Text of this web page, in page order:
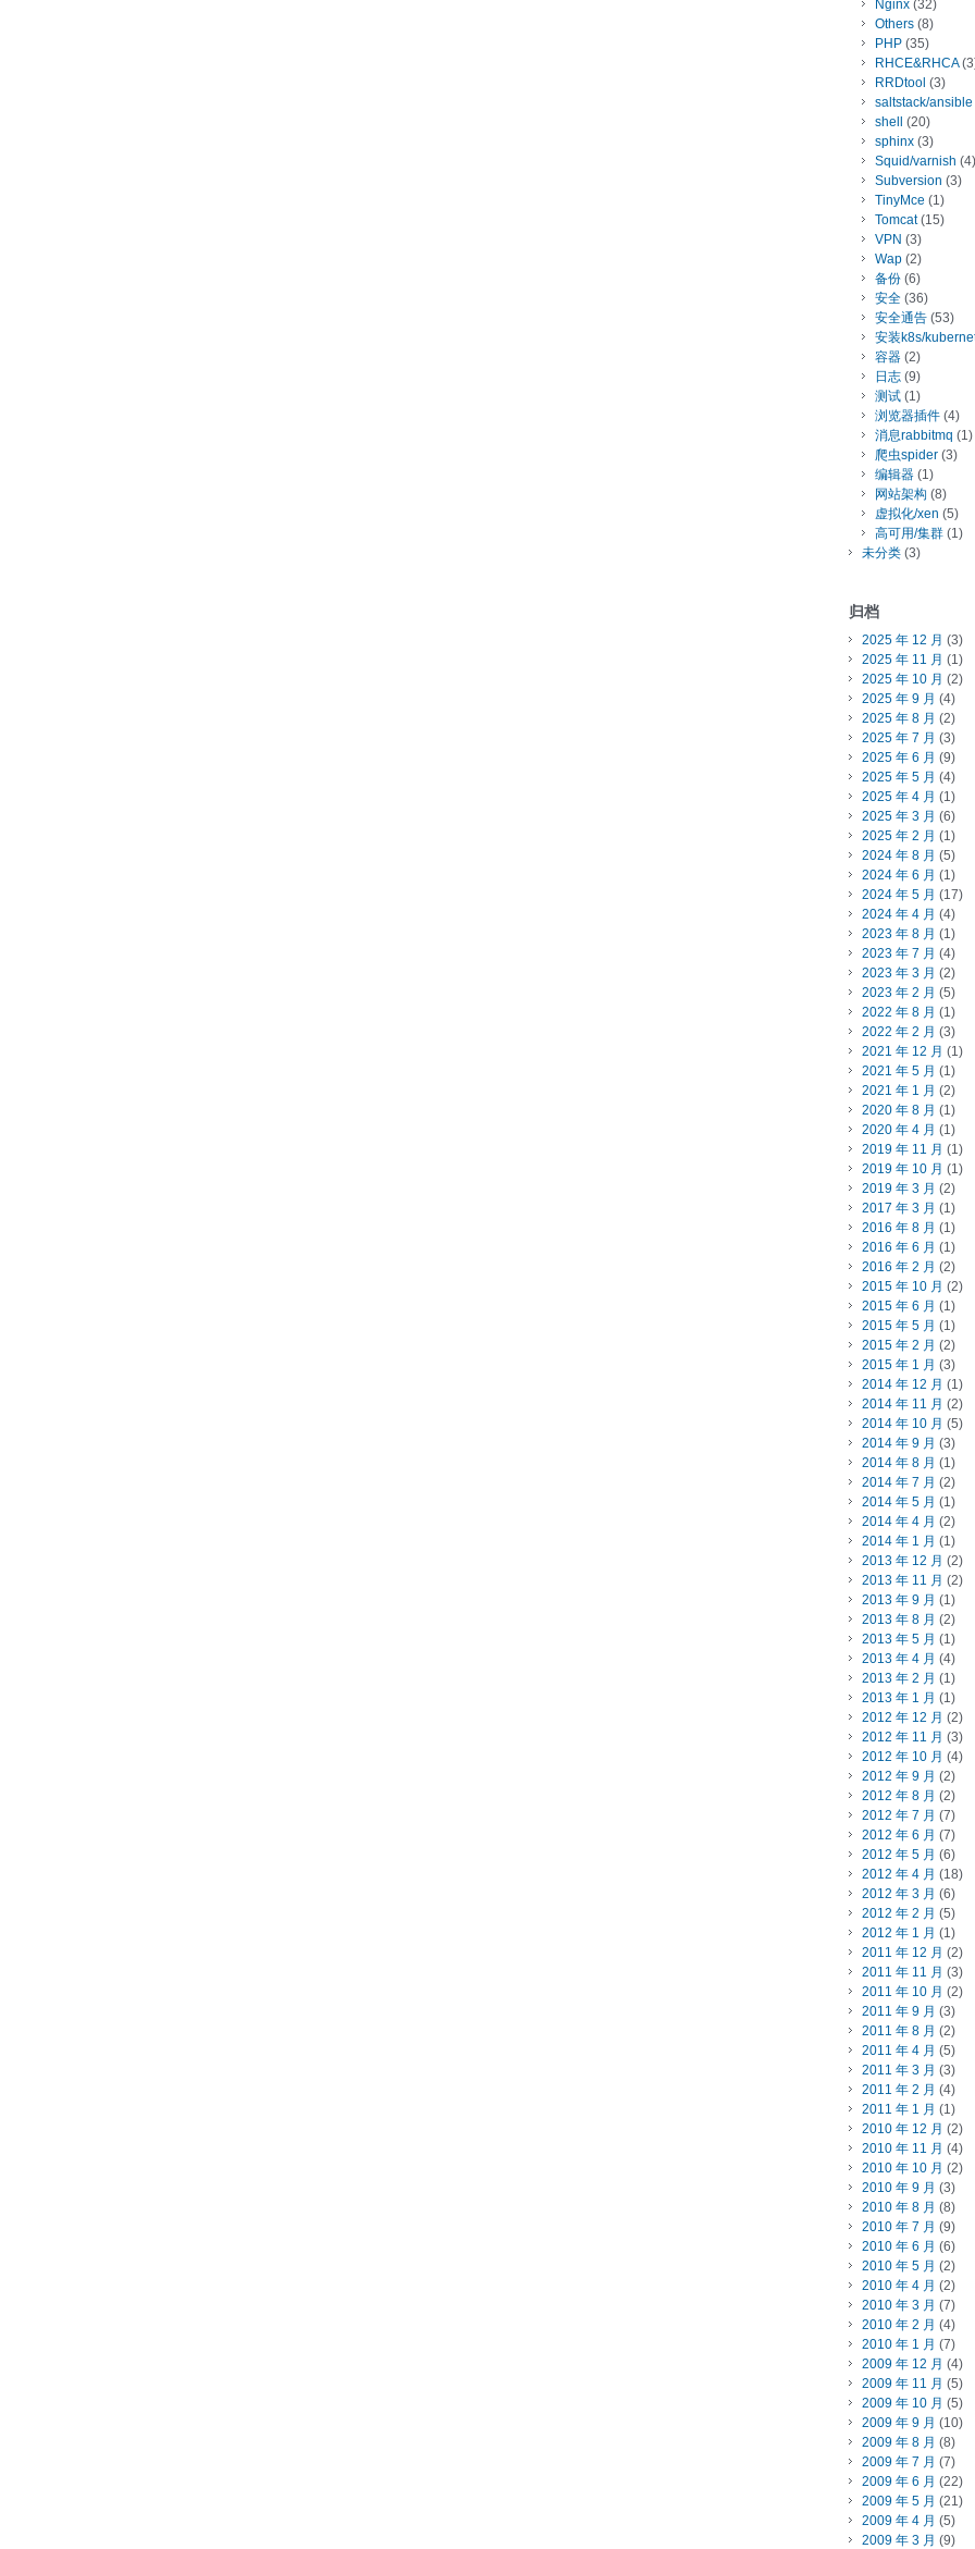
Nginx (32)
Others (8)
PHP (35)
RHCE&RHCA
RRDtool (3)
saltstack/ansible
shell
(20)
sphinx (3)
Squid/varnish (4)
Subversion (3)
TinyMce (1)
Tomcat(15)
VPN (3)
Wap (2)
备份 (6)
安全 (36)
安全通告 (53)
安装k8s/
容器 (2)
日志 (9)
测试 (1)
浏览器插件 (4)
消息rabbitmq (1)
爬虫spider (3)
编辑器 (1)
网站架构 (8)
虚拟化/xen (5)
高可用/集群 (1)
未分类 (3)
归档
2025 年 12 月 (3)
2025 年 11 月 (1)
2025 年 10 月 (2)
2025 年 9 月 (4)
2025 年 8 月 (2)
2025 年 7 月 (3)
2025 年 6 月 (9)
2025 年 5 月 (4)
2025 年 4 月 (1)
2025 年 3 月 (6)
2025 年 2 月 (1)
2024 年 8 月 (5)
2024 年 6 月 (1)
2024 年 5 月 (17)
2024 年 4 月 (4)
2023 年 8 月 (1)
2023 年 7 月 (4)
2023 年 3 月 (2)
2023 年 2 月 (5)
2022 年 8 月 (1)
2022 年 2 月 (3)
2021 年 12 月 (1)
2021 年 5 月 (1)
2021 年 1 月 (2)
2020 年 8 月 (1)
2020 年 4 月 (1)
2019 年 11 月 (1)
2019 年 10 月 (1)
2019 年 3 月 (2)
2017 年 3 月 (1)
2016 年 8 月 (1)
2016 年 6 月 (1)
2016 年 2 月 (2)
2015 年 10 月 (2)
2015 年 6 月 (1)
2015 年 5 月 (1)
2015 年 2 月 (2)
2015 年 1 月 (3)
2014 年 12 月 (1)
2014 年 11 月 (2)
2014 年 10 月 (5)
2014 年 9 月 (3)
2014 年 8 月 (1)
2014 年 7 月 (2)
2014 年 5 月 (1)
2014 年 4 月 (2)
2014 年 1 月 (1)
2013 年 12 月 (2)
2013 年 11 月 (2)
2013 年 9 月 (1)
2013 年 8 月 (2)
2013 年 5 月 (1)
2013 年 4 月 (4)
2013 年 2 月 (1)
2013 年 1 月 (1)
2012 年 12 月 (2)
2012 年 11 月 (3)
2012 年 10 月 (4)
2012 年 9 月 (2)
2012 年 8 月 (2)
2012 年 7 月 (7)
2012 年 6 月 (7)
2012 年 5 月 (6)
2012 年 4 月 (18)
2012 年 3 月 (6)
2012 年 2 月 (5)
2012 年 1 月 (1)
2011 年 12 月 (2)
2011 年 11 月 (3)
2011 年 10 月 (2)
2011 年 9 月 (3)
2011 年 8 月 (2)
2011 年 4 月 (5)
2011 年 3 月 (3)
2011 年 2 月 (4)
2011 年 1 月 (1)
2010 年 12 月 (2)
2010 年 11 月 (4)
2010 年 10 月 (2)
2010 年 9 月 (3)
2010 年 8 月 (8)
2010 年 7 月 (9)
2010 年 6 月 (6)
2010 年 5 月 (2)
2010 年 4 月 (2)
2010 年 3 月 (7)
2010 年 2 月 (4)
2010 年 1 月 (7)
2009 年 12 月 (4)
2009 年 11 月 (5)
2009 年 10 月 (5)
2009 年 9 月 (10)
2009 年 8 月 (8)
2009 年 7 月 (7)
2009 年 6 月 (22)
2009 年 5 月 (21)
2009 年 4 月 (5)
2009 年 3 月 (9)